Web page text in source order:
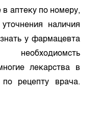
в аптеку по номеру,
наличия
у фармацевта
лекарства в
рецепту врача.